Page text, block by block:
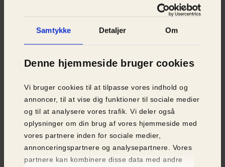
Samtykke Detaljer Om
Denne hjemmeside bruger cookies
Vi bruger cookies til at tilpasse vores indhold og
annoncer, til at vise dig funktioner til sociale medier
og til at analysere vores trafik. Vi deler også
oplysninger om din brug af vores hjemmeside med
vores partnere inden for sociale medier,
annonceringspartnere og analysepartnere. Vores
partnere kan kombinere disse data med andre